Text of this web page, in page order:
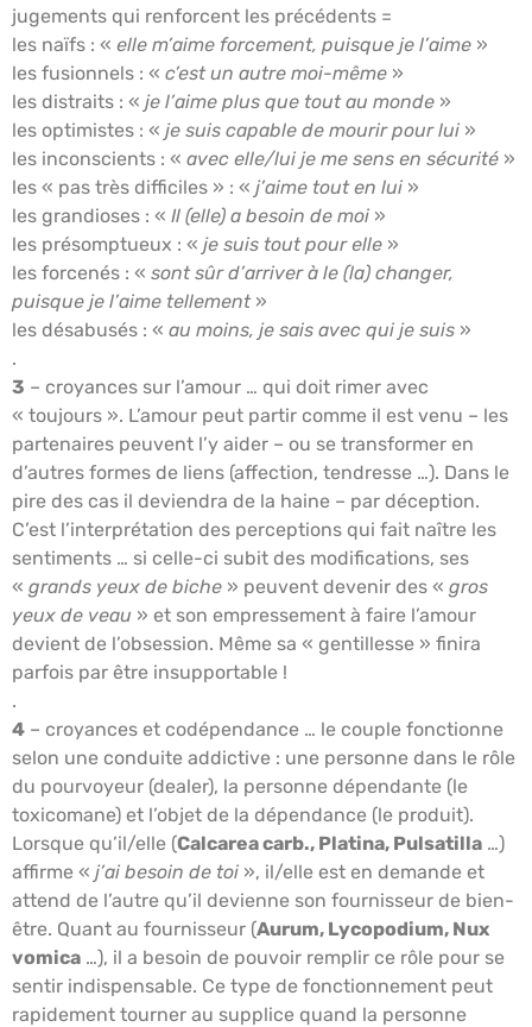
jugements qui renforcent les précédents =
les naïfs : « elle m’aime forcement, puisque je l’aime »
les fusionnels : « c’est un autre moi-même »
les distraits : « je l’aime plus que tout au monde »
les optimistes : « je suis capable de mourir pour lui »
les inconscients : « avec elle/lui je me sens en sécurité »
les « pas très difficiles » : « j’aime tout en lui »
les grandioses : « Il (elle) a besoin de moi »
les présomptueux : « je suis tout pour elle »
les forcenés : « sont sûr d’arriver à le (la) changer,
puisque je l’aime tellement»
les désabusés : « au moins, je sais avec qui je suis »
.
3 – croyances sur l’amour … qui doit rimer avec
« toujours ». L’amour peut partir comme il est venu – les
partenaires peuvent l’y aider – ou se transformer en
d’autres formes de liens (affection, tendresse …). Dans le
pire des cas il deviendra de la haine – par déception.
C’est l’interprétation des perceptions qui fait naître les
sentiments … si celle-ci subit des modifications, ses
« grands yeux de biche » peuvent devenir des « gros
yeux de veau » et son empressement à faire l’amour
devient de l’obsession. Même sa « gentillesse » finira
parfois par être insupportable !
.
4 – croyances et codépendance … le couple fonctionne
selon une conduite addictive : une personne dans le rôle
du pourvoyeur (dealer), la personne dépendante (le
toxicomane) et l’objet de la dépendance (le produit).
Lorsque qu’il/elle (Calcarea carb., Platina, Pulsatilla …)
affirme « j’ai besoin de toi », il/elle est en demande et
attend de l’autre qu’il devienne son fournisseur de bien-
être. Quant au fournisseur (Aurum, Lycopodium, Nux
vomica …), il a besoin de pouvoir remplir ce rôle pour se
sentir indispensable. Ce type de fonctionnement peut
rapidement tourner au supplice quand la personne